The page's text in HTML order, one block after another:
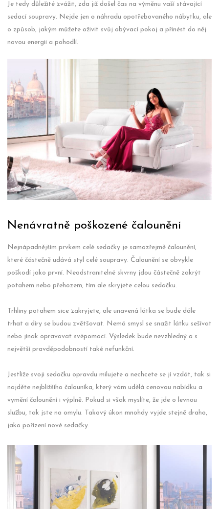
Je tedy důležité zvážit, zda již došel čas na výměnu vaší stávající
sedací soupravy. Nejde jen o náhradu opotřebovaného nábytku, ale
o způsob, jakým můžete oživit svůj obývací pokoj a přinést do něj
novou energii a pohodlí.
Nenávratně poškozené čalounění
Nejnápadnějším prvkem celé sedačky je samozřejmě čalounění,
které částečně udává styl celé soupravy. Čalounění se obvykle
poškodí jako první. Neodstranitelné skvrny jdou částečně zakrýt
potahem nebo přehozem, tím ale skryjete celou sedačku.
Trhliny potahem sice zakryjete, ale unavená látka se bude dále
trhat a díry se budou zvětšovat. Nemá smysl se snažit látku sešívat
nebo jinak opravovat svépomocí. Výsledek bude nevzhledný a s
největší pravděpodobností také nefunkční.
Jestliže svoji sedačku opravdu milujete a nechcete se jí vzdát, tak si
najděte nejbližšího čalouníka, který vám udělá cenovou nabídku a
vymění čalounění i výplně. Pokud si však myslíte, že jde o levnou
službu, tak jste na omylu. Takový úkon mnohdy vyjde stejně draho,
jako pořízení nové sedačky.